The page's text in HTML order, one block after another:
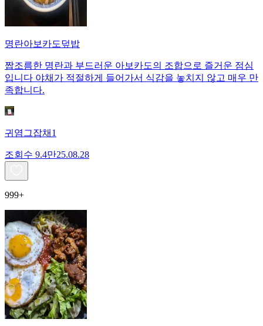
명란아보카도덮밥
짭조름한 명란과 부드러운 아보카도의 조합으로 즐거운 점심
입니다 야채가 적절하게 들어가서 식감을 놓치지 않고 매우 만
족합니다.
귀염그잡채1
조회수 9.4만25.08.28
999+